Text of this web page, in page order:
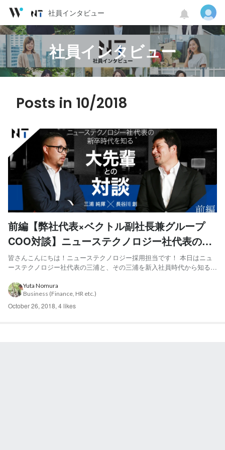
社員インタビュー
社員インタビュー
Posts in 10/2018
前編【弊社代表×ベクトル副社長兼グループ
COO対談】ニューステクノロジー社代表の新
卒時代を知る大先輩との対談
皆さんこんにちは！ニューステクノロジー採用担当です！ 本日はニュ
ーステクノロジー社代表の三浦と、その三浦を新入社員時代から知るベ
られざる新卒時代の三浦のことを聞いていきたいと思います。では早速
宜しくお願いします！ ―まずは自己紹介をお願いします！ 長...
Yuta Nomura
Business (Finance, HR etc.)
October 26, 2018, 4 likes